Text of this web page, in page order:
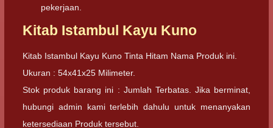
pekerjaan.
Kitab Istambul Kayu Kuno
Kitab Istambul Kayu Kuno Tinta Hitam Nama Produk ini.
Ukuran : 54x41x25 Milimeter.
Stok produk barang ini : Jumlah Terbatas. Jika berminat,
hubungi admin kami terlebih dahulu untuk menanyakan
ketersediaan Produk tersebut.